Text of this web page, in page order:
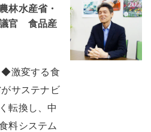
林水産省・
議官 食品産
変する食
サステナビ
転換し、中
料システム